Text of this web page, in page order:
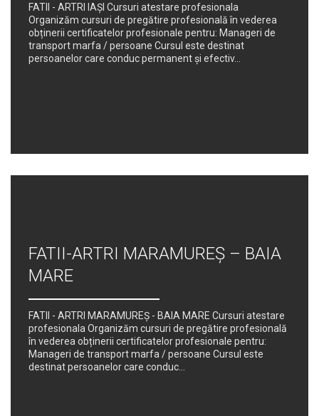
FATII - ARTRI IAȘI Cursuri atestare profesionala
Organizăm cursuri de pregătire profesională în vederea
obținerii certificatelor profesionale pentru: Manageri de
transport marfa / persoane Cursul este destinat
persoanelor care conduc permanent şi efectiv...
FATII-ARTRI MARAMUREȘ – BAIA
MARE
FATII - ARTRI MARAMUREȘ - BAIA MARE Cursuri atestare
profesionala Organizăm cursuri de pregătire profesională
în vederea obținerii certificatelor profesionale pentru:
Manageri de transport marfa / persoane Cursul este
destinat persoanelor care conduc...